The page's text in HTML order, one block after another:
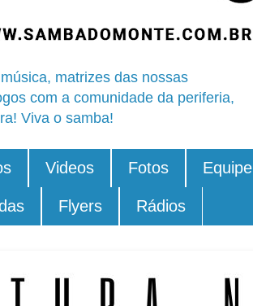
matrizes das nossas
com a comunidade da periferia,
Viva o samba!
Videos Fotos Equipe
Flyers Rádios